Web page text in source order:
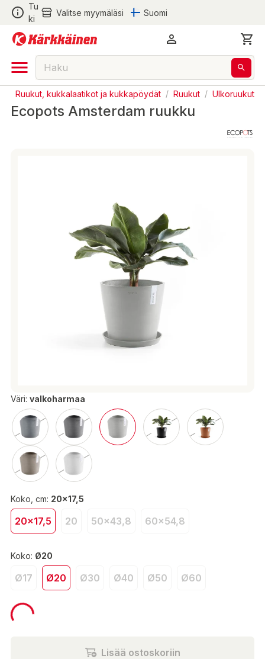
Tu
ki
Valitse myymäläsi Suomi
Ruukut, kukkalaatikot ja kukkapöydät / Ruukut / Ulkoruukut
Ecopots Amsterdam ruukku
Väri: valkoharmaa
Koko, cm: 20x17,5
20x17,5 20 50x43,8 60x54,8
Koko: Ø20
Ø17 Ø20 Ø30 Ø40 Ø50 Ø60
18,50 €
Lisää ostoskoriin